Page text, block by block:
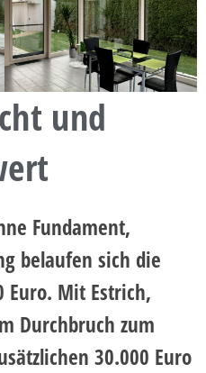
und
Fundament,
belaufen sich die
Euro. Mit Estrich,
Durchbruch zum
30.000 Euro